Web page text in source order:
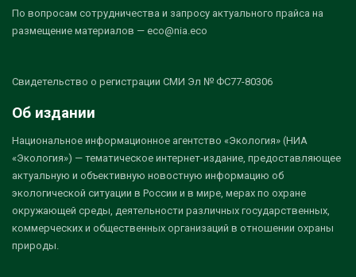
По вопросам сотрудничества и запросу актуального прайса на
размещение материалов — eco@nia.eco
Свидетельство о регистрации СМИ Эл № ФС77-80306
Об издании
Национальное информационное агентство «Экология» (НИА
«Экология») — тематическое интернет-издание, предоставляющее
актуальную и объективную новостную информацию об
экологической ситуации в России и в мире, мерах по охране
окружающей среды, деятельности различных государственных,
коммерческих и общественных организаций в отношении охраны
природы.